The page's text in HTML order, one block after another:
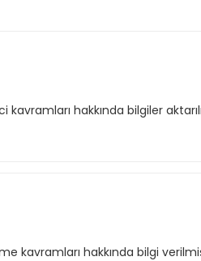
hakkında bilgiler
kavramları hakkında bilgi